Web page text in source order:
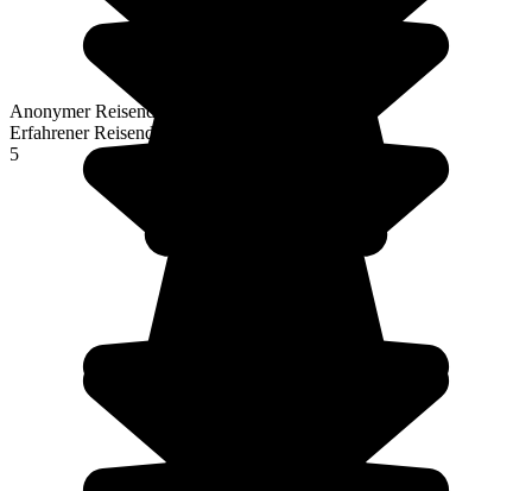
Anonymer Reisender
Erfahrener Reisender
5